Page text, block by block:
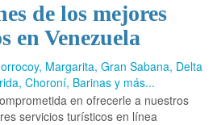
a Los
de los mejores
en Venezuela
Margarita, Gran Sabana, Delta
Choroní, Barinas y más...
en ofrecerle a nuestros
servicios turísticos en línea